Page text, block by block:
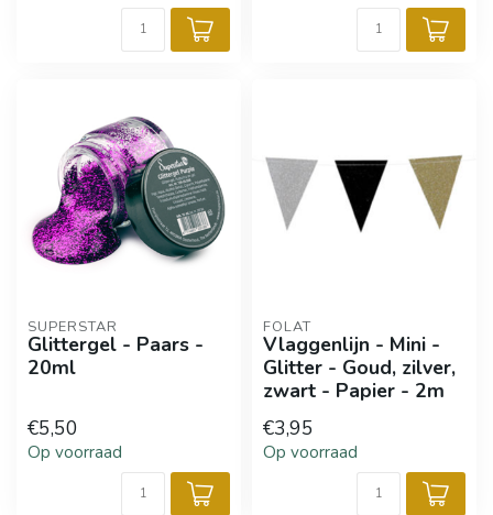
SUPERSTAR
Glittergel - Paars -
20ml
€5,50
Op voorraad
FOLAT
Vlaggenlijn - Mini -
Glitter - Goud, zilver,
zwart - Papier - 2m
€3,95
Op voorraad